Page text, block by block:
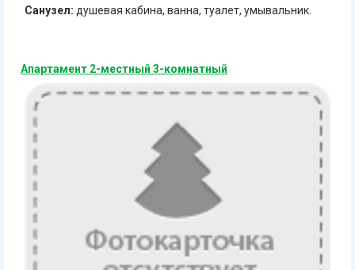
Санузел: душевая кабина, ванна, туалет, умывальник.
Апартамент 2-местный 3-комнатный